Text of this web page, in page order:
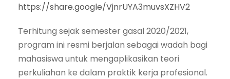
https://share.google/VjnrUYA3muvsXZHV2
Terhitung sejak semester gasal 2020/2021,
program ini resmi berjalan sebagai wadah bagi
mahasiswa untuk mengaplikasikan teori
perkuliahan ke dalam praktik kerja profesional.